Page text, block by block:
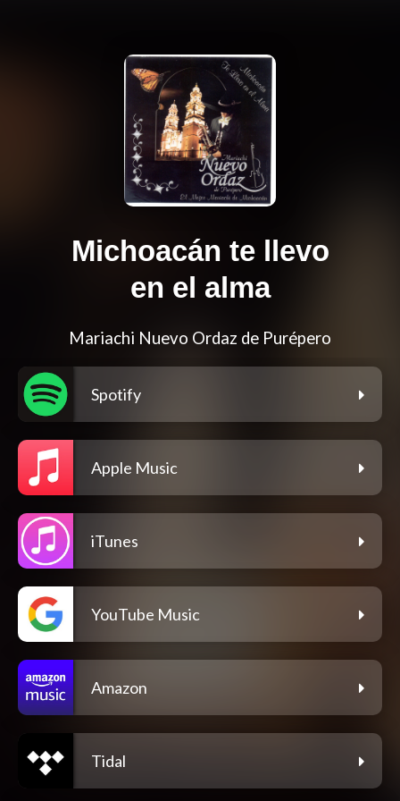
Michoacán te llevo
en el alma
Mariachi Nuevo Ordaz de Purépero
Spotify
Apple Music
iTunes
YouTube Music
Amazon
Tidal